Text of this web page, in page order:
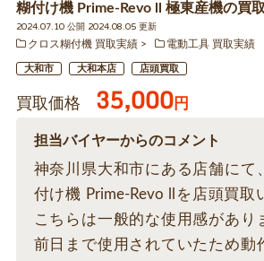
糊付け機 Prime-Revo ll 極東産機の買
2024.07.10 公開 2024.08.05 更新
クロス糊付機 買取実績
電動工具 買取実績
大和市 大和本店 店頭買取
買取価格 35,000円
担当バイヤーからのコメント
神奈川県大和市にある店舗にて
付け機 Prime-Revo llを店頭買取
こちらは一般的な使用感があり
前日まで使用されていたため動